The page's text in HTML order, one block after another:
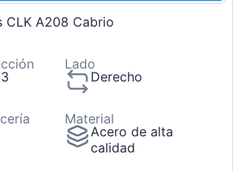
CLK A208 Cabrio
Lado
Derecho
Material
Acero de alta
calidad